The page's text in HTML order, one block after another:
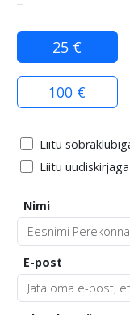
25 €
100 €
Liitu
Liitu uudiskirjaga
Nimi
E-post